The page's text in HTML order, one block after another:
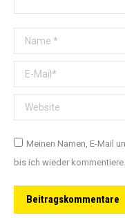
Name *
E-Mail *
Website
Meinen Namen, E-Mail
bis ich wieder kommentiere.
Beitragskommentare